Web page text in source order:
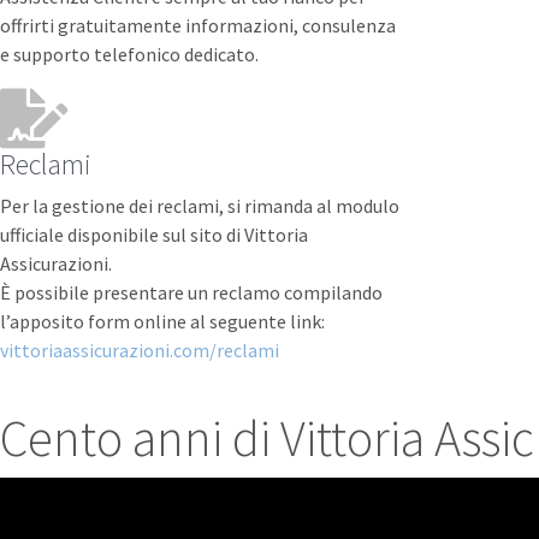
offrirti gratuitamente informazioni, consulenza
e supporto telefonico dedicato.
Reclami
Per la gestione dei reclami, si rimanda al modulo
ufficiale disponibile sul sito di Vittoria
Assicurazioni.
È possibile presentare un reclamo compilando
l’apposito form online al seguente link:
vittoriaassicurazioni.com/reclami
Cento anni di Vittoria